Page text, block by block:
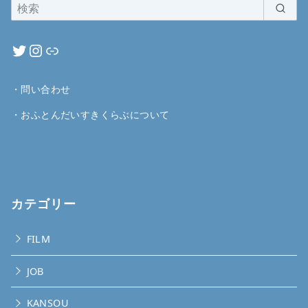
・ 問い合わせ
・ おふとんだいすきくらぶについて
カテゴリー
FILM
JOB
KANSOU